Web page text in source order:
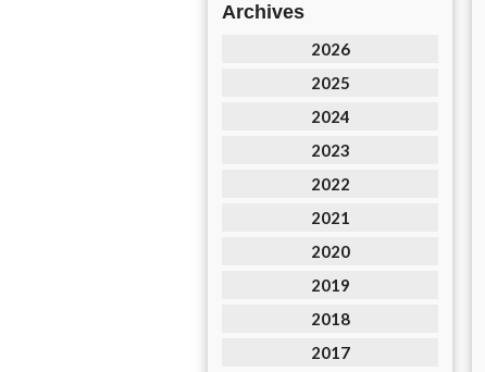
Archives
2026
2025
2024
2023
2022
2021
2020
2019
2018
2017